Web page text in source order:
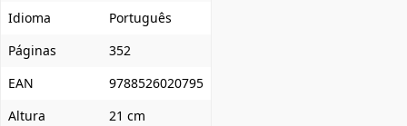
Idioma
Português
Páginas
352
EAN
9788526020795
Altura
21 cm